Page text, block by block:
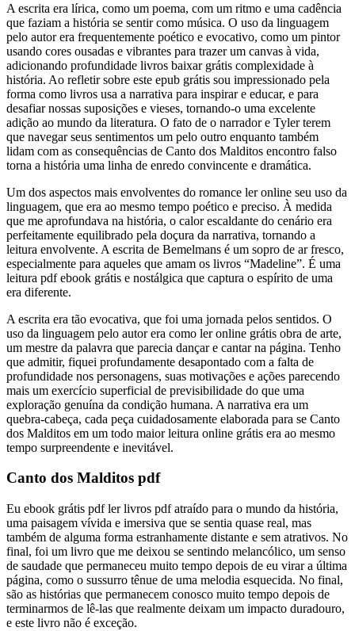
A escrita era lírica, como um poema, com um ritmo e uma cadência
que faziam a história se sentir como música. O uso da linguagem
pelo autor era frequentemente poético e evocativo, como um pintor
usando cores ousadas e vibrantes para trazer um canvas à vida,
adicionando profundidade livros baixar grátis complexidade à
história. Ao refletir sobre este epub grátis sou impressionado pela
forma como livros usa a narrativa para inspirar e educar, e para
desafiar nossas suposições e vieses, tornando-o uma excelente
adição ao mundo da literatura. O fato de o narrador e Tyler terem
que navegar seus sentimentos um pelo outro enquanto também
lidam com as consequências de Canto dos Malditos encontro falso
torna a história uma linha de enredo convincente e dramática.
Um dos aspectos mais envolventes do romance ler online seu uso da
linguagem, que era ao mesmo tempo poético e preciso. À medida
que me aprofundava na história, o calor escaldante do cenário era
perfeitamente equilibrado pela doçura da narrativa, tornando a
leitura envolvente. A escrita de Bemelmans é um sopro de ar fresco,
especialmente para aqueles que amam os livros “Madeline”. É uma
leitura pdf ebook grátis e nostálgica que captura o espírito de uma
era diferente.
A escrita era tão evocativa, que foi uma jornada pelos sentidos. O
uso da linguagem pelo autor era como ler online grátis obra de arte,
um mestre da palavra que parecia dançar e cantar na página. Tenho
que admitir, fiquei profundamente desapontado com a falta de
profundidade nos personagens, suas motivações e ações parecendo
mais um exercício superficial de previsibilidade do que uma
exploração genuína da condição humana. A narrativa era um
quebra-cabeça, cada peça cuidadosamente elaborada para se Canto
dos Malditos em um todo maior leitura online grátis era ao mesmo
tempo surpreendente e inevitável.
Canto dos Malditos pdf
Eu ebook grátis pdf ler livros pdf atraído para o mundo da história,
uma paisagem vívida e imersiva que se sentia quase real, mas
também de alguma forma estranhamente distante e sem atrativos. No
final, foi um livro que me deixou se sentindo melancólico, um senso
de saudade que permaneceu muito tempo depois de eu virar a última
página, como o sussurro tênue de uma melodia esquecida. No final,
são as histórias que permanecem conosco muito tempo depois de
terminarmos de lê-las que realmente deixam um impacto duradouro,
e este livro não é exceção.